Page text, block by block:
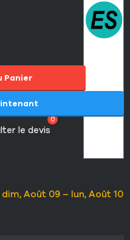
Panier
le devis
0
dim, Août 09 – lun, Août 10